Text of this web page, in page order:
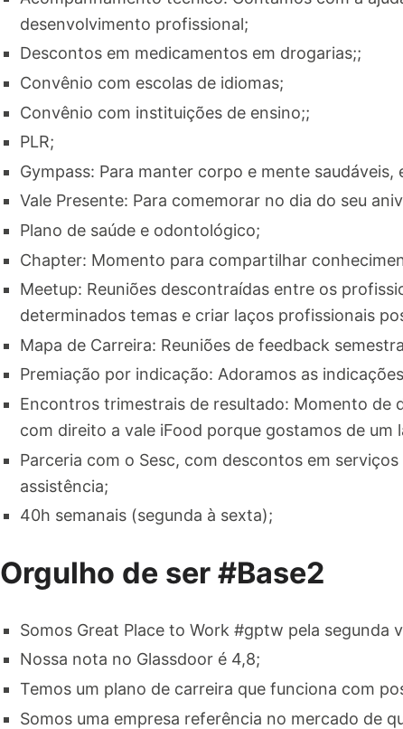
desenvolvimento profissional;
Descontos em medicamentos em drogarias;;
Convênio com escolas de idiomas;
Convênio com instituições de ensino;;
PLR;
Gympass: Para manter corpo e mente
Vale Presente: Para comemorar no dia do seu
Plano de saúde e odontológico;
Chapter: Momento para compartilhar
Meetup: Reuniões descontraídas entre os
determinados temas e criar laços profissionais
Mapa de Carreira: Reuniões de feedback
Premiação por indicação: Adoramos as
Encontros trimestrais de resultado: Momento de
com direito a vale iFood porque gostamos de um
Parceria com o Sesc, com descontos em
assistência;
40h semanais (segunda à sexta);
Orgulho de ser #Base2
Somos Great Place to Work #gptw pela segunda
Nossa nota no Glassdoor é 4,8;
Temos um plano de carreira que funciona com
Somos uma empresa referência no mercado de